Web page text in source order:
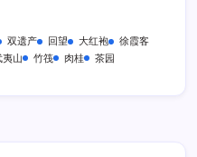
双遗产 回望 大红袍
徐霞客
夷山 竹筏 肉桂 茶园